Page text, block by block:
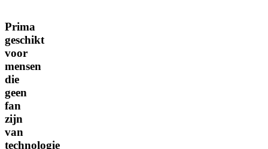
Prima
geschikt
voor
mensen
die
geen
fan
zijn
van
technologie